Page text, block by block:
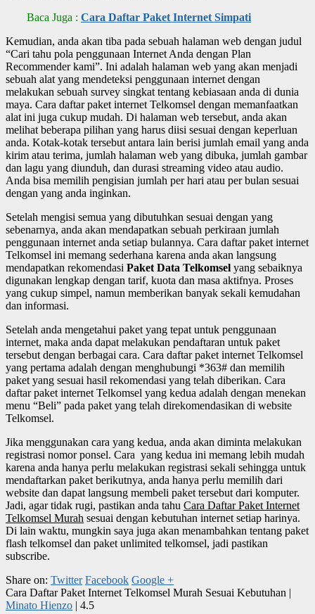
Baca Juga : Cara Daftar Paket Internet Simpati
Kemudian, anda akan tiba pada sebuah halaman web dengan judul
“Cari tahu pola penggunaan Internet Anda dengan Plan
Recommender kami”. Ini adalah halaman web yang akan menjadi
sebuah alat yang mendeteksi penggunaan internet dengan
melakukan sebuah survey singkat tentang kebiasaan anda di dunia
maya. Cara daftar paket internet Telkomsel dengan memanfaatkan
alat ini juga cukup mudah. Di halaman web tersebut, anda akan
melihat beberapa pilihan yang harus diisi sesuai dengan keperluan
anda. Kotak-kotak tersebut antara lain berisi jumlah email yang anda
kirim atau terima, jumlah halaman web yang dibuka, jumlah gambar
dan lagu yang diunduh, dan durasi streaming video atau audio.
Anda bisa memilih pengisian jumlah per hari atau per bulan sesuai
dengan yang anda inginkan.
Setelah mengisi semua yang dibutuhkan sesuai dengan yang
sebenarnya, anda akan mendapatkan sebuah perkiraan jumlah
penggunaan internet anda setiap bulannya. Cara daftar paket internet
Telkomsel ini memang sederhana karena anda akan langsung
mendapatkan rekomendasi Paket Data Telkomsel yang sebaiknya
digunakan lengkap dengan tarif, kuota dan masa aktifnya. Proses
yang cukup simpel, namun memberikan banyak sekali kemudahan
dan informasi.
Setelah anda mengetahui paket yang tepat untuk penggunaan
internet, maka anda dapat melakukan pendaftaran untuk paket
tersebut dengan berbagai cara. Cara daftar paket internet Telkomsel
yang pertama adalah dengan menghubungi *363# dan memilih
paket yang sesuai hasil rekomendasi yang telah diberikan. Cara
daftar paket internet Telkomsel yang kedua adalah dengan menekan
menu “Beli” pada paket yang telah direkomendasikan di website
Telkomsel.
Jika menggunakan cara yang kedua, anda akan diminta melakukan
registrasi nomor ponsel. Cara yang kedua ini memang lebih mudah
karena anda hanya perlu melakukan registrasi sekali sehingga untuk
mendaftarkan paket berikutnya, anda hanya perlu memilih dari
website dan dapat langsung membeli paket tersebut dari komputer.
Jadi, agar tidak rugi, pastikan anda tahu Cara Daftar Paket Internet
Telkomsel Murah sesuai dengan kebutuhan internet setiap harinya.
Di lain waktu, mungkin saya juga akan menambahkan tentang paket
flash telkomsel dan paket unlimited telkomsel, jadi pastikan
subscribe.
Share on: Twitter Facebook Google +
Cara Daftar Paket Internet Telkomsel Murah Sesuai Kebutuhan |
Minato Hienzo | 4.5